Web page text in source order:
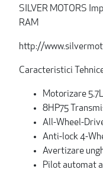
SILVER MOTORS
RAM
http://
Caracteristici
Motorizare
8HP75
All-Wheel-
Anti-lock 4-
Avertizare
Pilot automat